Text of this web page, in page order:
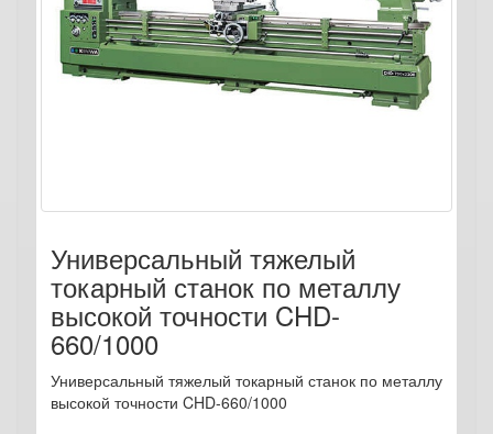
Универсальный тяжелый
токарный станок по металлу
высокой точности CHD-
660/1000
Универсальный тяжелый токарный станок по металлу
высокой точности CHD-660/1000